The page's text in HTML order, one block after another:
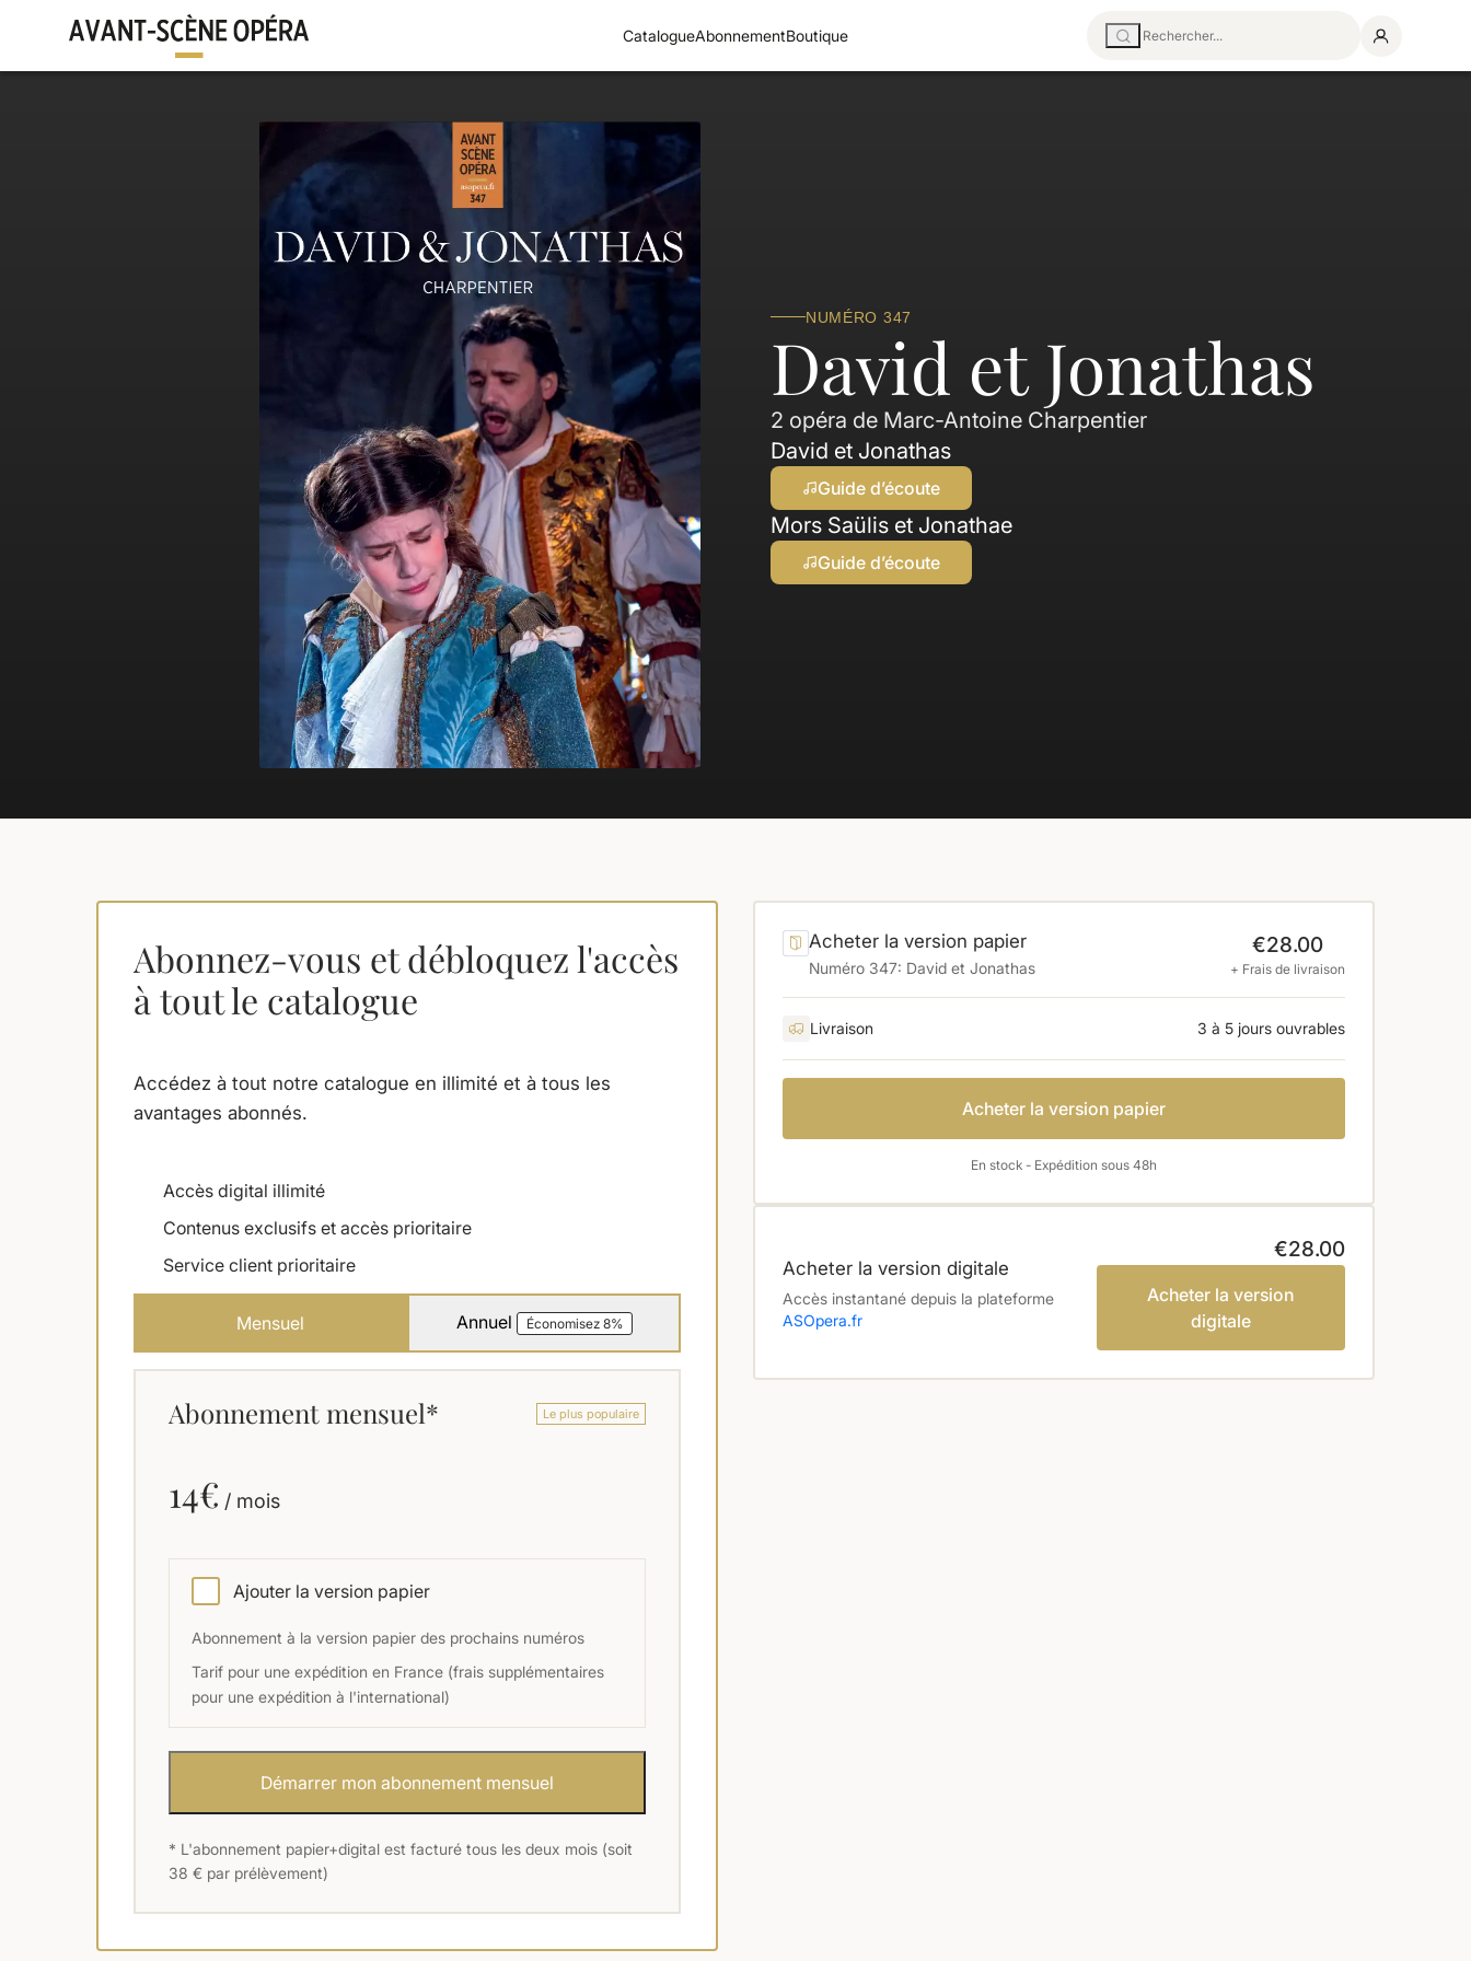
CatalogueAbonnementBoutique
NUMÉRO 347
David et Jonathas
2 opéra de Marc-Antoine Charpentier
David et Jonathas
Guide d’écoute
Mors Saülis et Jonathae
Guide d’écoute
Abonnez-vous et débloquez l'accès
à tout le catalogue
Accédez à tout notre catalogue en illimité et à tous les
avantages abonnés.
Accès digital illimité
Contenus exclusifs et accès prioritaire
Service client prioritaire
Mensuel Annuel Économisez 8%
Abonnement mensuel* Le plus populaire
14€ / mois
Ajouter la version papier
Abonnement à la version papier des prochains numéros
Tarif pour une expédition en France (frais supplémentaires
pour une expédition à l'international)
Démarrer mon abonnement mensuel
* L'abonnement papier+digital est facturé tous les deux mois (soit
38 € par prélèvement)
Acheter la version papier
Numéro 347: David et Jonathas
€28.00
+ Frais de livraison
Livraison 3 à 5 jours ouvrables
Acheter la version papier
En stock - Expédition sous 48h
Acheter la version digitale
Accès instantané depuis la plateforme
ASOpera.fr
€28.00
Acheter la version
digitale